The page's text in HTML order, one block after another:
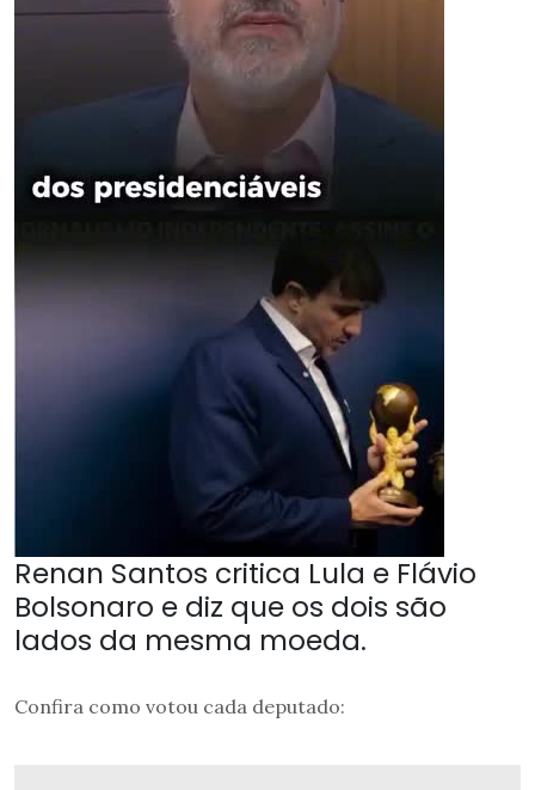
Renan Santos critica Lula e Flávio
Bolsonaro e diz que os dois são
lados da mesma moeda.
Confira como votou cada deputado: